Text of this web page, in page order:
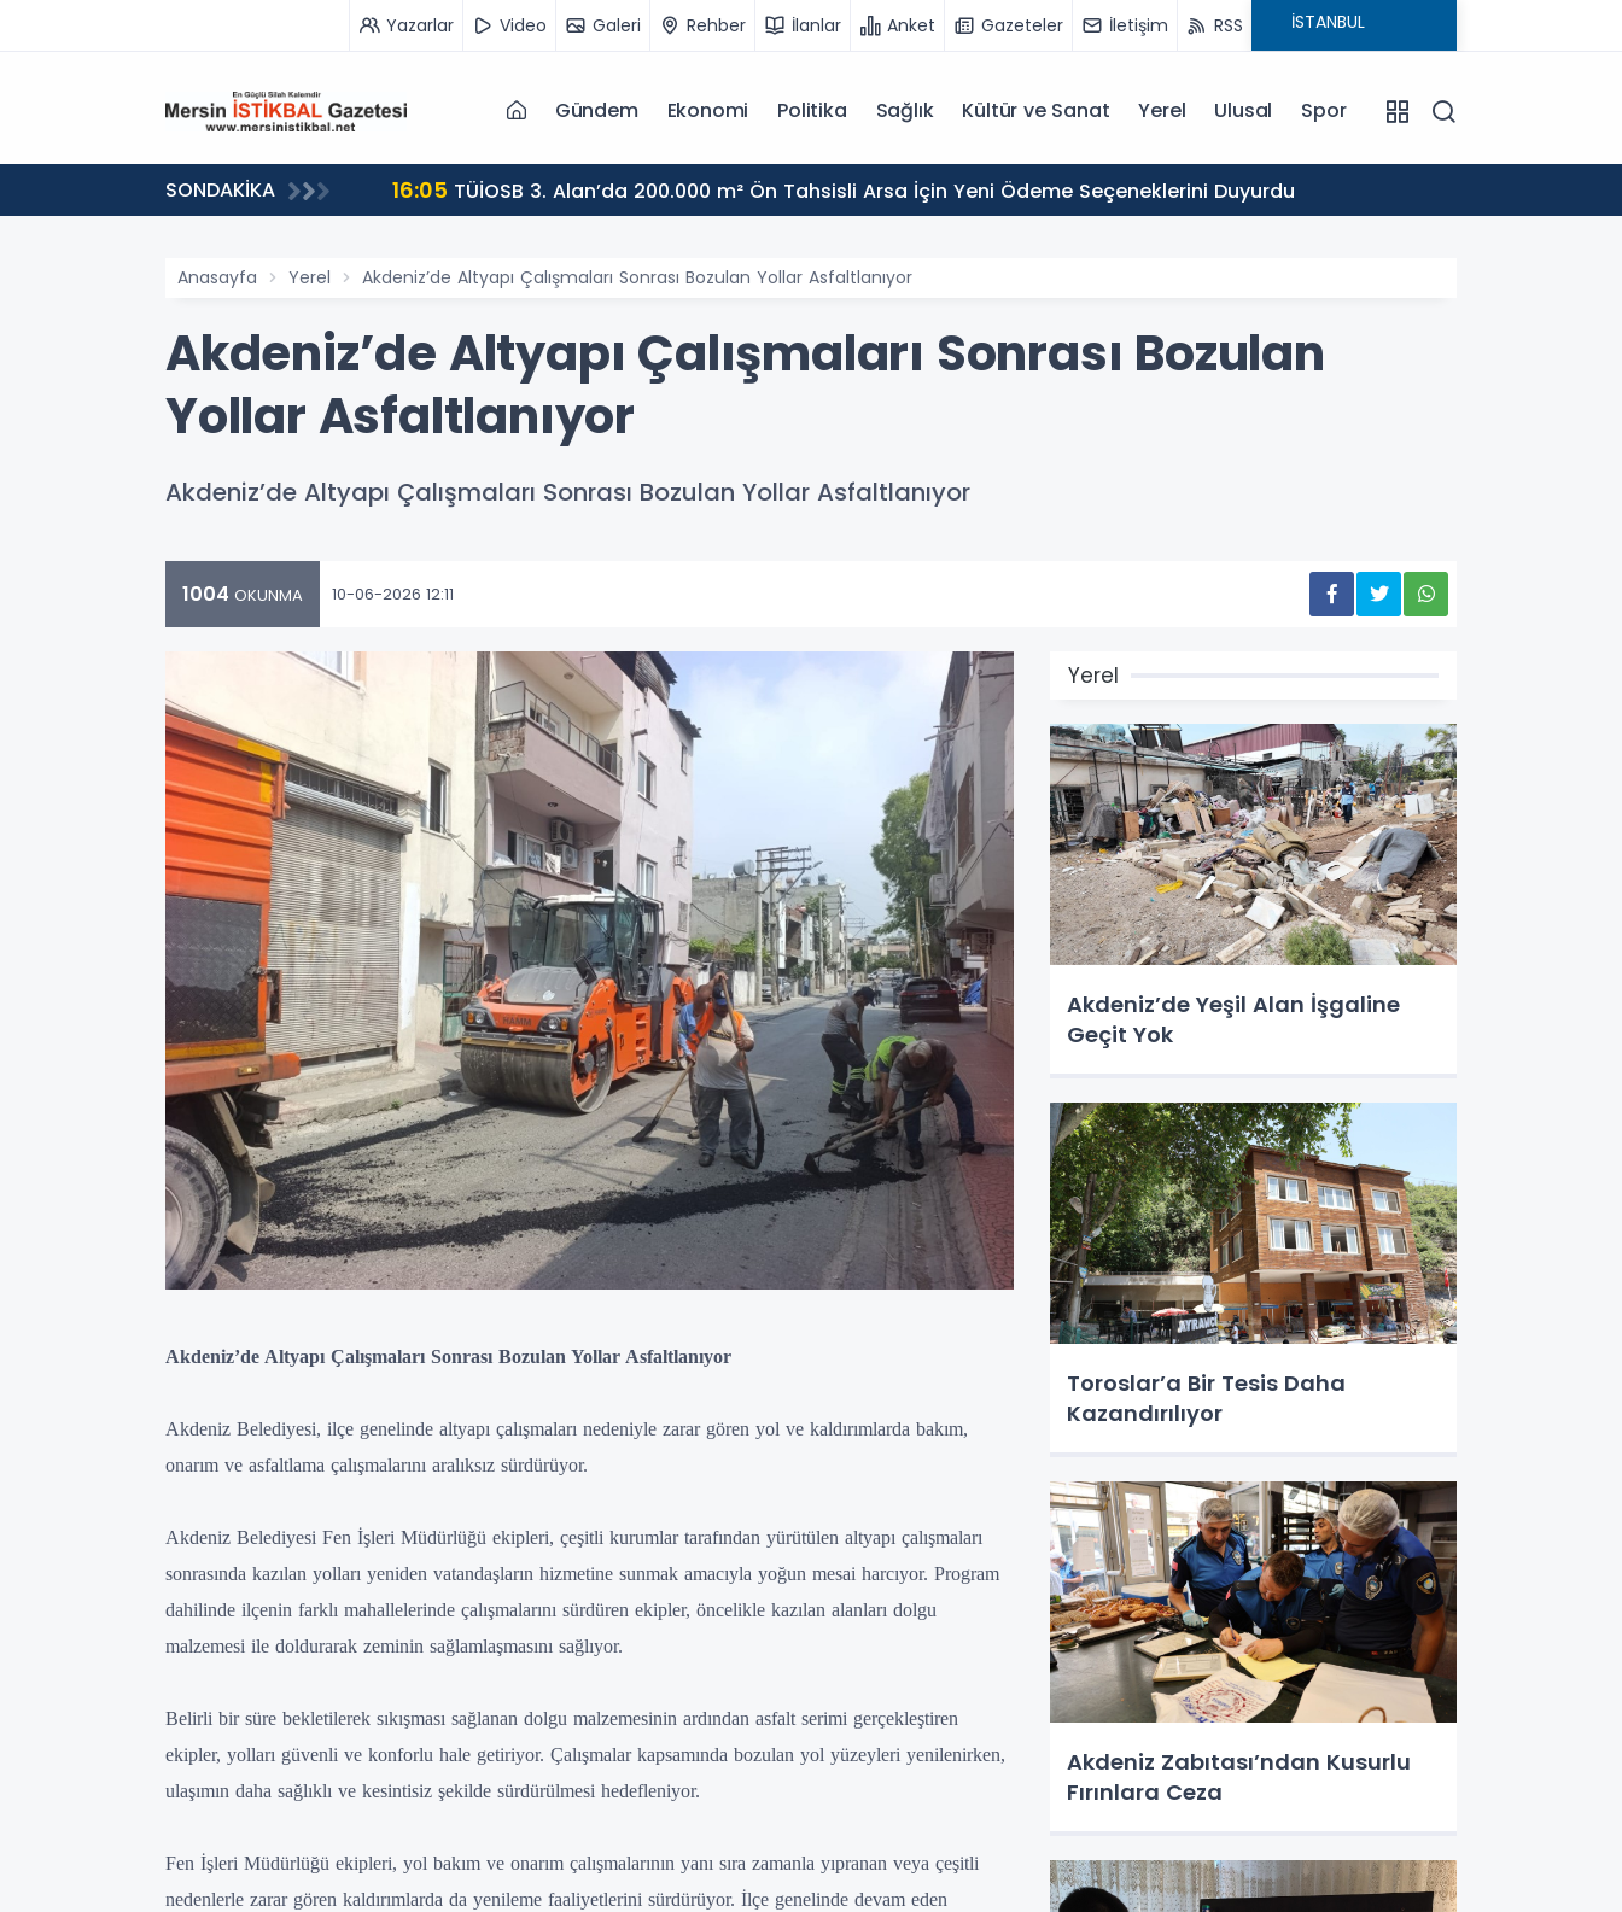
Yazarlar Video Galeri Rehber İlanlar Anket Gazeteler İletişim RSS
Gündem Ekonomi Politika Sağlık Kültür ve Sanat Yerel Ulusal Spor
SONDAKİKA 16:05 TÜİOSB 3. Alan’da 200.000 m² Ön Tahsisli Arsa İçin Yeni Ödeme Seçeneklerini Duyurdu
Anasayfa Yerel Akdeniz’de Altyapı Çalışmaları Sonrası Bozulan Yollar Asfaltlanıyor
Akdeniz’de Altyapı Çalışmaları Sonrası Bozulan
Yollar Asfaltlanıyor
Akdeniz’de Altyapı Çalışmaları Sonrası Bozulan Yollar Asfaltlanıyor
1004 OKUNMA 10-06-2026 12:11
Akdeniz’de Altyapı Çalışmaları Sonrası Bozulan Yollar Asfaltlanıyor
Akdeniz Belediyesi, ilçe genelinde altyapı çalışmaları nedeniyle zarar gören yol ve kaldırımlarda bakım,
onarım ve asfaltlama çalışmalarını aralıksız sürdürüyor.
Akdeniz Belediyesi Fen İşleri Müdürlüğü ekipleri, çeşitli kurumlar tarafından yürütülen altyapı çalışmaları
sonrasında kazılan yolları yeniden vatandaşların hizmetine sunmak amacıyla yoğun mesai harcıyor. Program
dahilinde ilçenin farklı mahallelerinde çalışmalarını sürdüren ekipler, öncelikle kazılan alanları dolgu
malzemesi ile doldurarak zeminin sağlamlaşmasını sağlıyor.
Belirli bir süre bekletilerek sıkışması sağlanan dolgu malzemesinin ardından asfalt serimi gerçekleştiren
ekipler, yolları güvenli ve konforlu hale getiriyor. Çalışmalar kapsamında bozulan yol yüzeyleri yenilenirken,
ulaşımın daha sağlıklı ve kesintisiz şekilde sürdürülmesi hedefleniyor.
Fen İşleri Müdürlüğü ekipleri, yol bakım ve onarım çalışmalarının yanı sıra zamanla yıpranan veya çeşitli
nedenlerle zarar gören kaldırımlarda da yenileme faaliyetlerini sürdürüyor. İlçe genelinde devam eden
Yerel
Akdeniz’de Yeşil Alan İşgaline
Geçit Yok
Toroslar’a Bir Tesis Daha
Kazandırılıyor
Akdeniz Zabıtası’ndan Kusurlu
Fırınlara Ceza